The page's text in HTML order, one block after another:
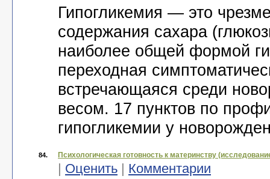
Гипогликемия — это
содержания сахара
наиболее общей формой
переходная
встречающаяся среди
весом. 17 пунктов по
гипогликемии у
84. Психологическая готовность к материнству
| Оценить | Комментарии